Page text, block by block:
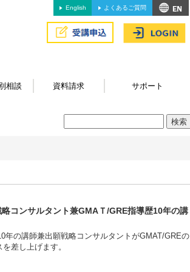
English よくあるご質問
相談 資料請求 サポート
コンサルタント兼GMAＴ/GRE指導歴10年の講
年の講師兼出願戦略コンサルタントがGMAT/GREの
差し上げます。